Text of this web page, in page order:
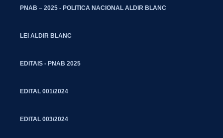
PNAB – 2025 - POLITICA NACIONAL ALDIR BLANC
LEI ALDIR BLANC
EDITAIS - PNAB 2025
EDITAL 001/2024
EDITAL 003/2024